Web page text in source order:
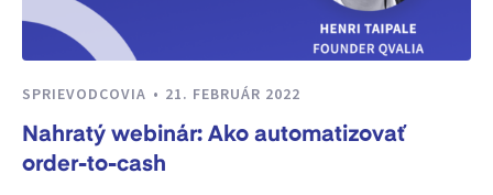
SPRIEVODCOVIA 21. FEBRUÁR 2022
Nahratý webinár: Ako automatizovať
order-to-cash